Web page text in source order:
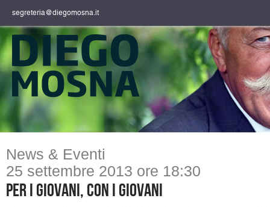
segreteria@diegomosna.it
News & Eventi
25 settembre 2013 ore 18:30
Per i giovani, con i giovani